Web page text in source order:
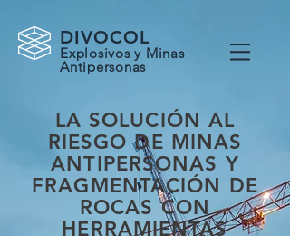
DIVOCOL
Explosivos y Minas
Antipersonas
LA SOLUCIÓN AL
RIESGO DE MINAS
ANTIPERSONAS Y
FRAGMENTACIÓN DE
ROCAS CON
HERRAMIENTAS